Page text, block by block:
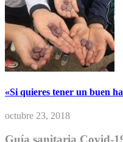
«Si quieres tener un buen
octubre 23, 2018
Guía sanitaria Covid-